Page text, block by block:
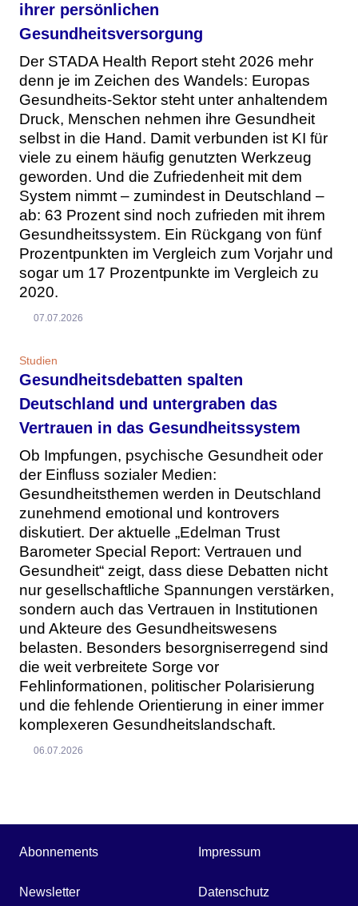
ihrer persönlichen
Gesundheitsversorgung
Der STADA Health Report steht 2026 mehr
denn je im Zeichen des Wandels: Europas
Gesundheits-Sektor steht unter anhaltendem
Druck, Menschen nehmen ihre Gesundheit
selbst in die Hand. Damit verbunden ist KI für
viele zu einem häufig genutzten Werkzeug
geworden. Und die Zufriedenheit mit dem
System nimmt – zumindest in Deutschland –
ab: 63 Prozent sind noch zufrieden mit ihrem
Gesundheitssystem. Ein Rückgang von fünf
Prozentpunkten im Vergleich zum Vorjahr und
sogar um 17 Prozentpunkte im Vergleich zu
2020.
07.07.2026
Studien
Gesundheitsdebatten spalten
Deutschland und untergraben das
Vertrauen in das Gesundheitssystem
Ob Impfungen, psychische Gesundheit oder
der Einfluss sozialer Medien:
Gesundheitsthemen werden in Deutschland
zunehmend emotional und kontrovers
diskutiert. Der aktuelle „Edelman Trust
Barometer Special Report: Vertrauen und
Gesundheit“ zeigt, dass diese Debatten nicht
nur gesellschaftliche Spannungen verstärken,
sondern auch das Vertrauen in Institutionen
und Akteure des Gesundheitswesens
belasten. Besonders besorgniserregend sind
die weit verbreitete Sorge vor
Fehlinformationen, politischer Polarisierung
und die fehlende Orientierung in einer immer
komplexeren Gesundheitslandschaft.
06.07.2026
Abonnements
Newsletter
Impressum
Datenschutz